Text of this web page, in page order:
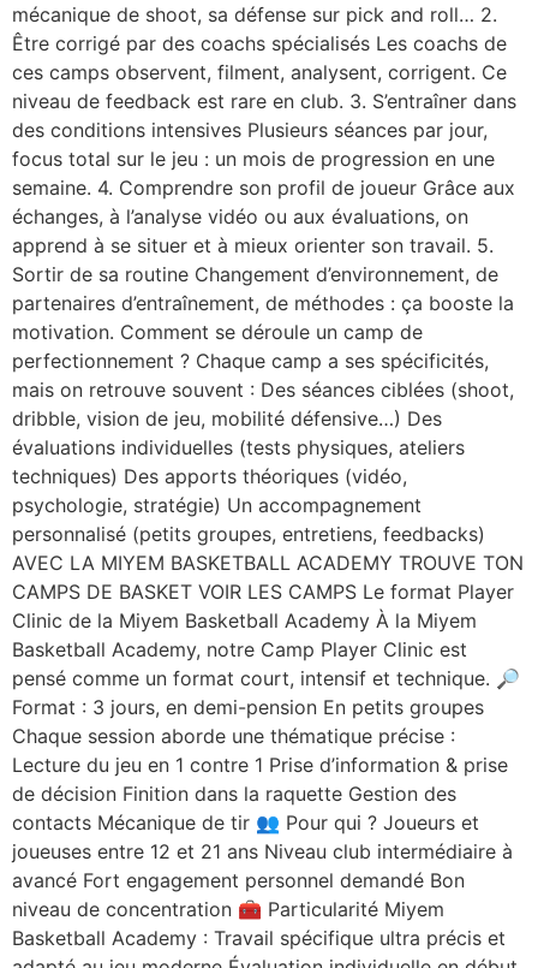
mécanique de shoot, sa défense sur pick and roll… 2.
Être corrigé par des coachs spécialisés Les coachs de
ces camps observent, filment, analysent, corrigent. Ce
niveau de feedback est rare en club. 3. S’entraîner dans
des conditions intensives Plusieurs séances par jour,
focus total sur le jeu : un mois de progression en une
semaine. 4. Comprendre son profil de joueur Grâce aux
échanges, à l’analyse vidéo ou aux évaluations, on
apprend à se situer et à mieux orienter son travail. 5.
Sortir de sa routine Changement d’environnement, de
partenaires d’entraînement, de méthodes : ça booste la
motivation. Comment se déroule un camp de
perfectionnement ? Chaque camp a ses spécificités,
mais on retrouve souvent : Des séances ciblées (shoot,
dribble, vision de jeu, mobilité défensive…) Des
évaluations individuelles (tests physiques, ateliers
techniques) Des apports théoriques (vidéo,
psychologie, stratégie) Un accompagnement
personnalisé (petits groupes, entretiens, feedbacks)
AVEC LA MIYEM BASKETBALL ACADEMY TROUVE TON
CAMPS DE BASKET VOIR LES CAMPS Le format Player
Clinic de la Miyem Basketball Academy À la Miyem
Basketball Academy, notre Camp Player Clinic est
pensé comme un format court, intensif et technique. 🔎
Format : 3 jours, en demi-pension En petits groupes
Chaque session aborde une thématique précise :
Lecture du jeu en 1 contre 1 Prise d’information & prise
de décision Finition dans la raquette Gestion des
contacts Mécanique de tir 👥 Pour qui ? Joueurs et
joueuses entre 12 et 21 ans Niveau club intermédiaire à
avancé Fort engagement personnel demandé Bon
niveau de concentration 🧰 Particularité Miyem
Basketball Academy : Travail spécifique ultra précis et